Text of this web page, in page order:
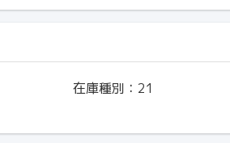
在庫種別： 21